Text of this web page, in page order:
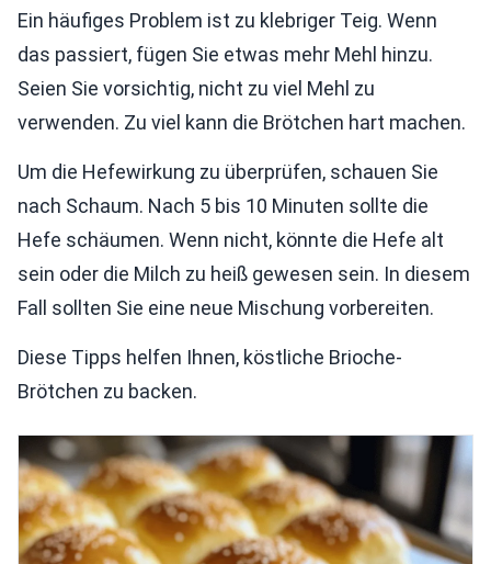
Ein häufiges Problem ist zu klebriger Teig. Wenn
das passiert, fügen Sie etwas mehr Mehl hinzu.
Seien Sie vorsichtig, nicht zu viel Mehl zu
verwenden. Zu viel kann die Brötchen hart machen.
Um die Hefewirkung zu überprüfen, schauen Sie
nach Schaum. Nach 5 bis 10 Minuten sollte die
Hefe schäumen. Wenn nicht, könnte die Hefe alt
sein oder die Milch zu heiß gewesen sein. In diesem
Fall sollten Sie eine neue Mischung vorbereiten.
Diese Tipps helfen Ihnen, köstliche Brioche-
Brötchen zu backen.